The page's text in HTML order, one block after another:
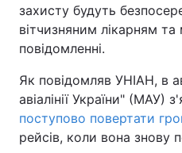
захисту будуть
вітчизняним лікарням
повідомленні.
Як повідомляв УНІАН, в
авіалінії України" (МАУ)
поступово повертати
рейсів, коли вона знову